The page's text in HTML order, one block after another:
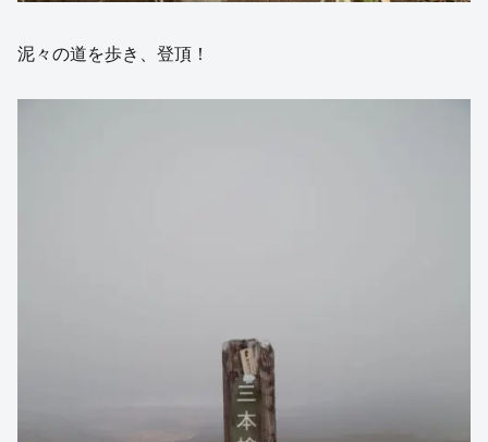
泥々の道を歩き、登頂！